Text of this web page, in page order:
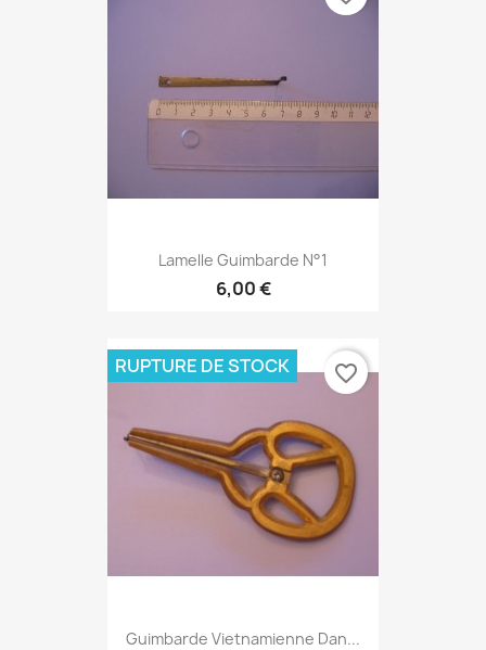
Lamelle Guimbarde N°1
6,00 €
Guimbarde Vietnamienne Dan...
RUPTURE DE STOCK favorite_border